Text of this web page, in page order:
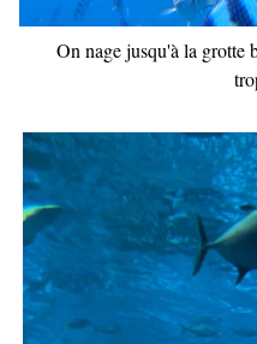
On nage jusqu'à la grotte